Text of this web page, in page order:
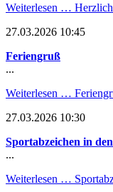
Weiterlesen …
27.03.2026 10:45
Feriengruß
...
Weiterlesen …
27.03.2026 10:30
Sportabzeichen in
...
Weiterlesen …